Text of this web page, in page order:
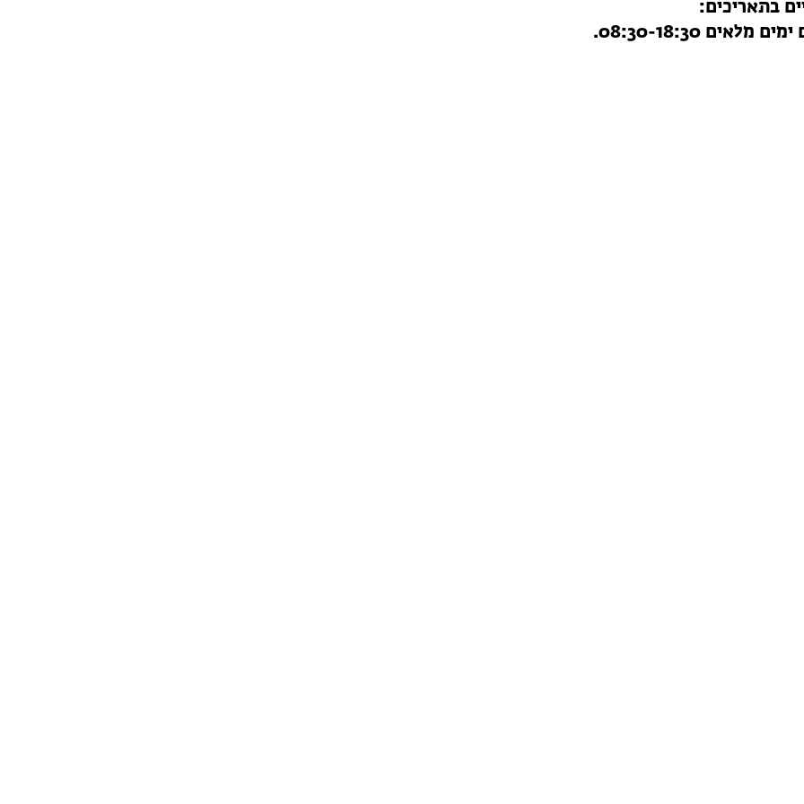
:
08:30-18:30.